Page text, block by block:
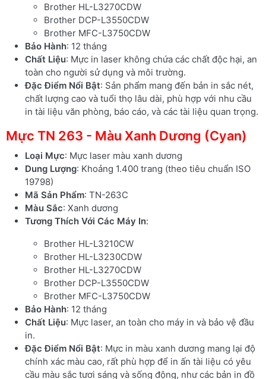
Brother HL-L3270CDW
Brother DCP-L3550CDW
Brother MFC-L3750CDW
Bảo Hành: 12 tháng
Chất Liệu: Mực in laser không chứa các chất độc hại, an
toàn cho người sử dụng và môi trường.
Đặc Điểm Nổi Bật: Sản phẩm mang đến bản in sắc nét,
chất lượng cao và tuổi thọ lâu dài, phù hợp với nhu cầu
in tài liệu văn phòng, báo cáo, và các tài liệu quan trọng.
Mực TN 263 - Màu Xanh Dương (Cyan)
Loại Mực: Mực laser màu xanh dương
Dung Lượng: Khoảng 1.400 trang (theo tiêu chuẩn ISO
19798)
Mã Sản Phẩm: TN-263C
Màu Sắc: Xanh dương
Tương Thích Với Các Máy In:
Brother HL-L3210CW
Brother HL-L3230CDW
Brother HL-L3270CDW
Brother DCP-L3550CDW
Brother MFC-L3750CDW
Bảo Hành: 12 tháng
Chất Liệu: Mực laser, an toàn cho máy in và bảo vệ đầu
in.
Đặc Điểm Nổi Bật: Mực in màu xanh dương mang lại độ
chính xác màu cao, rất phù hợp để in ấn tài liệu có yêu
cầu màu sắc tươi sáng và sống động, như các bản in đồ